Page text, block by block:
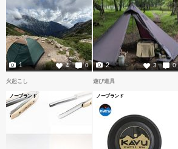
4 0
1 3 0
2
火起こし
ノーブランド
遊び道具
ノーブランド